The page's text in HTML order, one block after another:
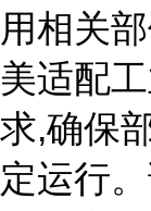
用相关
美适配
求,确保
定运行